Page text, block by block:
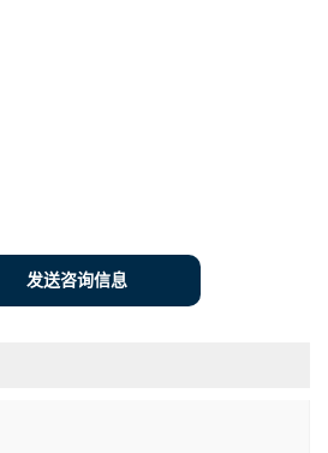
发送咨询信息